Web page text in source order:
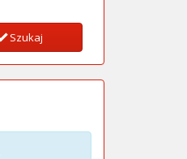
Szukaj